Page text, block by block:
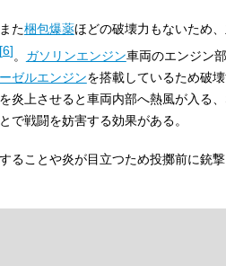
た梱包爆薬ほどの破壊力もないため
[6]。 ガソリンエンジン車両のエンジン
ゼルエンジンを搭載しているため破
炎上させると車両内部へ熱風が入る
で戦闘を妨害する効果がある。
ることや炎が目立つため投擲前に銃